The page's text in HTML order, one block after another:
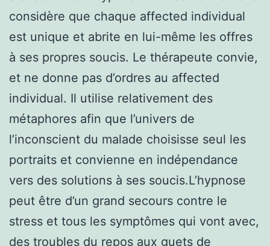
considère que chaque affected individual
est unique et abrite en lui-même les offres
à ses propres soucis. Le thérapeute convie,
et ne donne pas d’ordres au affected
individual. Il utilise relativement des
métaphores afin que l’univers de
l’inconscient du malade choisisse seul les
portraits et convienne en indépendance
vers des solutions à ses soucis.L’hypnose
peut être d’un grand secours contre le
stress et tous les symptômes qui vont avec,
des troubles du repos aux guets de